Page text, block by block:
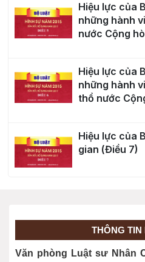
Hiệu lực của
những hành
nước Cộng
Hiệu lực của
những hành
thổ nước
Hiệu lực của
gian (Điều 7)
Phân loại tội
THÔNG TIN
Văn phòng Luật sư Nhân